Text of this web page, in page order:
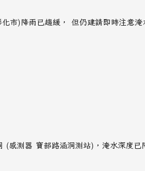
市)降雨已趨緩， 但仍建請即時注意淹
測器 寶部路涵洞測站)，淹水深度已